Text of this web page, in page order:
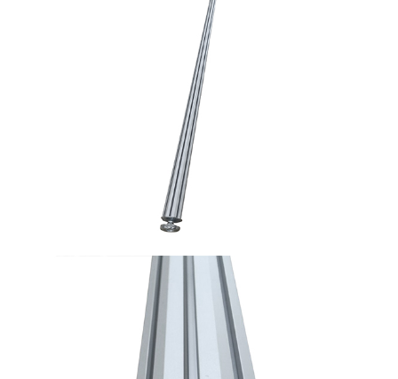
お買い物を続ける カートへ進む